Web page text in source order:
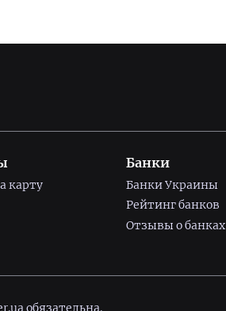
карту
Банки
Банки Украины
Рейтинг банков
Отзывы о банках
обязательна.